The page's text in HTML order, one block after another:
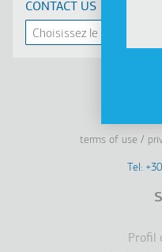
CONTACT US
terms of use
Tel:
Profil